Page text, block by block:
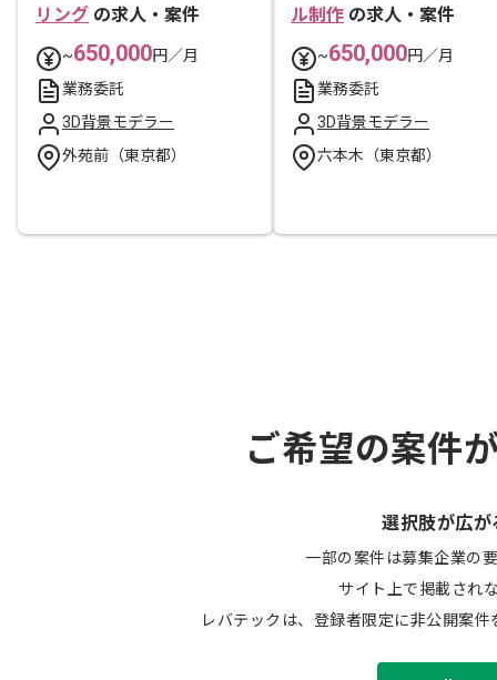
リング の求人・案件
~650,000円／月
業務委託
3D背景モデラー
外苑前（東京都）
ル制作 の求人・案件
~650,000円／月
業務委託
3D背景モデラー
六本木（東京都）
ご希望の案件
選択肢が広が
一部の案件は募集企業の
サイト上で掲載され
レバテックは、登録者限定に非公開案